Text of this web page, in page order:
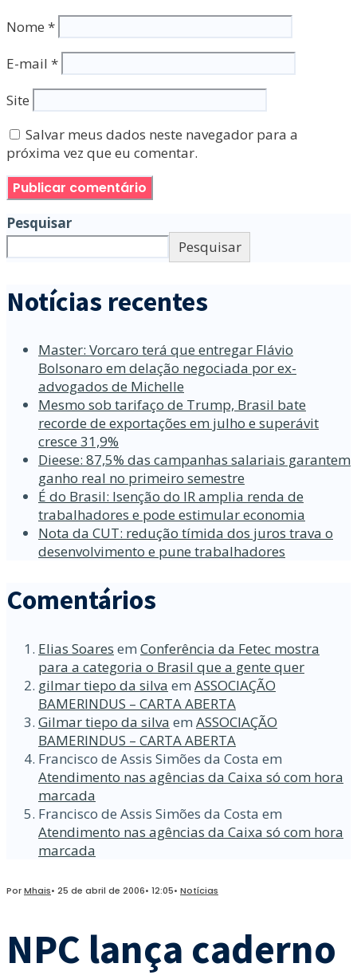
Nome *
E-mail *
Site
Salvar meus dados neste navegador para a
próxima vez que eu comentar.
Pesquisar
Pesquisar
Notícias recentes
Master: Vorcaro terá que entregar Flávio
Bolsonaro em delação negociada por ex-
advogados de Michelle
Mesmo sob tarifaço de Trump, Brasil bate
recorde de exportações em julho e superávit
cresce 31,9%
Dieese: 87,5% das campanhas salariais garantem
ganho real no primeiro semestre
É do Brasil: Isenção do IR amplia renda de
trabalhadores e pode estimular economia
Nota da CUT: redução tímida dos juros trava o
desenvolvimento e pune trabalhadores
Comentários
Elias Soares em Conferência da Fetec mostra
para a categoria o Brasil que a gente quer
gilmar tiepo da silva em ASSOCIAÇÃO
BAMERINDUS – CARTA ABERTA
Gilmar tiepo da silva em ASSOCIAÇÃO
BAMERINDUS – CARTA ABERTA
Francisco de Assis Simões da Costa em
Atendimento nas agências da Caixa só com hora
marcada
Francisco de Assis Simões da Costa em
Atendimento nas agências da Caixa só com hora
marcada
PorMhais• 25 de abril de 2006• 12:05• Notícias
NPC lança caderno